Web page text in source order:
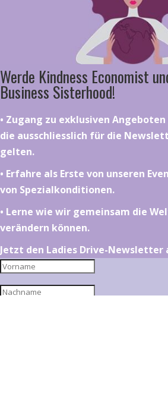
Werde Kindness Economist
Business Sisterhood!
•⁠ ⁠⁠Zugang zu exklusiven
die ausschliesslich für die
gelten.
•⁠ ⁠⁠Erfahre als Erste von unseren
von Spezialkonditionen.
•⁠ ⁠⁠Lerne wie wir gemeinsam die
verändern können.
Jetzt den Ladies Drive-Newsletter